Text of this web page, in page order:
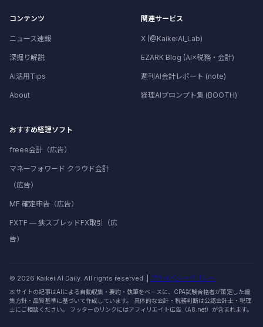
コンテンツ
ニュース速報
深掘り解説
AI活用Tips
About
関連サービス
X (@KaikeiAI_Lab)
EZARK Blog (AI×税務・会計)
週刊AI会計レポート (note)
経理AIプロンプト集 (BOOTH)
おすすめ経理ソフト
freee会計（広告）
マネーフォワード クラウド会計
（広告）
MF 確定申告（広告）
FXTF — 狭スプレッドFX取引（広
告）
© 2026 Kaikei AI Daily. All rights reserved. | プライバシーポリシー
本サイトの記事はAIによる自動収集・要約・執筆をベースに、CPA試験合格者が策定した編
集方針・品質基準に基づいて作成しています。 具体的な会計・税務判断は公認会計士・税理
士にご相談ください。 フッターのリンクにはアフィリエイト広告（A8.net）が含まれます。